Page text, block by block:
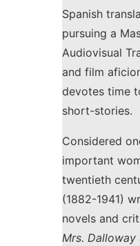
Spanish
pursuing a
Audiovisual
and film
devotes time
short-stories.
Considered
important
twentieth
(1882-1941)
novels and
Mrs. Dalloway